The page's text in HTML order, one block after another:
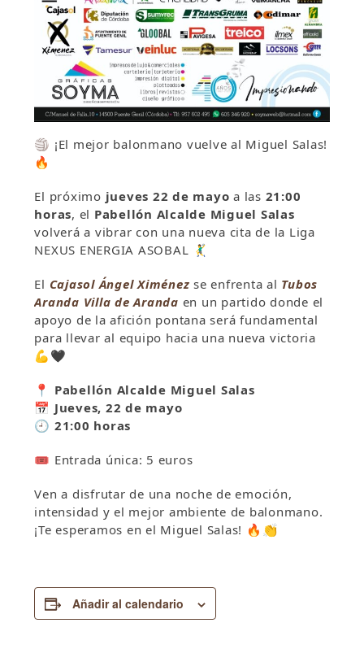
🏐 ¡El mejor balonmano vuelve al Miguel Salas!
🔥
El próximo jueves 22 de mayo a las 21:00
horas, el Pabellón Alcalde Miguel Salas
volverá a vibrar con una nueva cita de la Liga
NEXUS ENERGIA ASOBAL 🤾‍♂️
El Cajasol Ángel Ximénez se enfrenta al Tubos
Aranda Villa de Aranda en un partido donde el
apoyo de la afición pontana será fundamental
para llevar al equipo hacia una nueva victoria
💪🖤
📍 Pabellón Alcalde Miguel Salas
📅 Jueves, 22 de mayo
🕘 21:00 horas
🎟️ Entrada única: 5 euros
Ven a disfrutar de una noche de emoción,
intensidad y el mejor ambiente de balonmano.
¡Te esperamos en el Miguel Salas! 🔥👏
Añadir al calendario